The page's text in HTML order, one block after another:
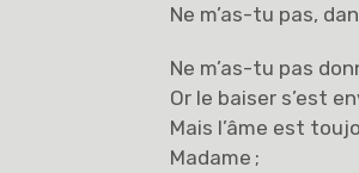
Ne m’as-tu pas,
Ne m’as-tu pas
Or le baiser s’est
Mais l’âme est
Madame ;